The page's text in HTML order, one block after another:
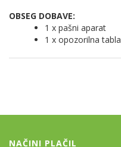
OBSEG DOBAVE:
1 x pašni aparat
1 x opozorilna tabla
NAČINI PLAČIL